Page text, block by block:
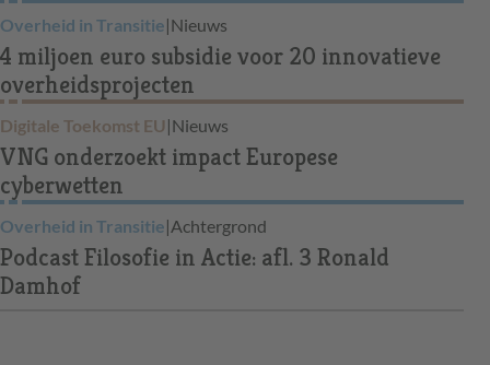
Overheid in Transitie|Nieuws
4 miljoen euro subsidie voor 20 innovatieve
overheidsprojecten
Digitale Toekomst EU |Nieuws
VNG onderzoekt impact Europese
cyberwetten
Overheid in Transitie|Achtergrond
Podcast Filosofie in Actie: afl. 3 Ronald
Damhof